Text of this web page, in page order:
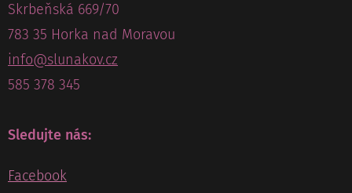
Skrbeňská 669/70
783 35 Horka nad Moravou
info@slunakov.cz
585 378 345
Sledujte nás:
Facebook